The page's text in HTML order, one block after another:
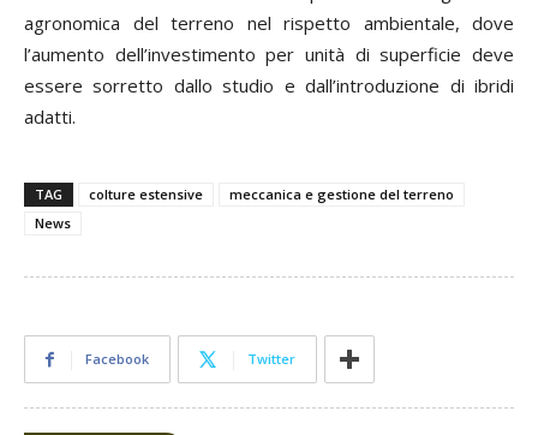
agronomica del terreno nel rispetto ambientale, dove
l’aumento dell’investimento per unità di superficie deve
essere sorretto dallo studio e dall’introduzione di ibridi
adatti.
TAG colture estensive
meccanica e gestione del terreno
News
Facebook Twitter